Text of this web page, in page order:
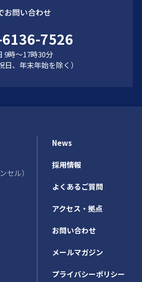
お問い合わせ
7526
9時～17時30分
日、年末年始を除く）
ル）
News
採用情報
よくあるご質問
アクセス・拠点
お問い合わせ
メールマガジン
プライバシーポリシー